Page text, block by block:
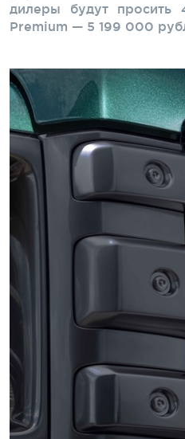
дилеры будут
Premium — 5 199 000